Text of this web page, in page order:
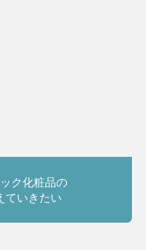
ク化粧品の
ていきたい